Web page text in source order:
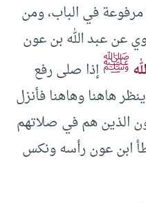
في الباب، ومن
عن عبد الله بن عون
ﷺإذا صلى رفع
هاهنا وهاهنا فأنزل
الذين هم في صلاتهم
2] فطأطأ ابن عون رأسه ونكس